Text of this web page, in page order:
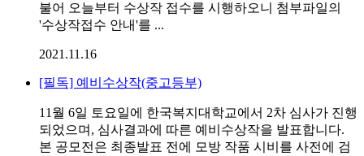
불어 오늘부터 수상작 접수를 시행하오니 첨부파일의
'수상작접수 안내'를 ...
2021.11.16
[필독] 예비수상작(중고등부)
11월 6일 토요일에 한국복지대학교에서 2차 심사가 진행
되었으며, 심사결과에 따른 예비수상작을 발표합니다.
본 공모전은 최종발표 전에 모방 작품 시비를 사전에 검